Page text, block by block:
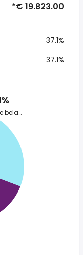
*€ 19.823.00
37.1%
37.1%
Totale belasting